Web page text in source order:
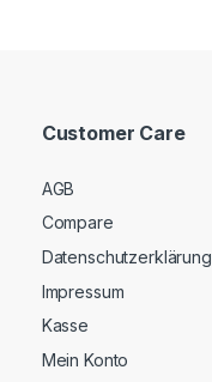
Customer Care
AGB
Compare
Datenschutzerklärung
Impressum
Kasse
Mein Konto